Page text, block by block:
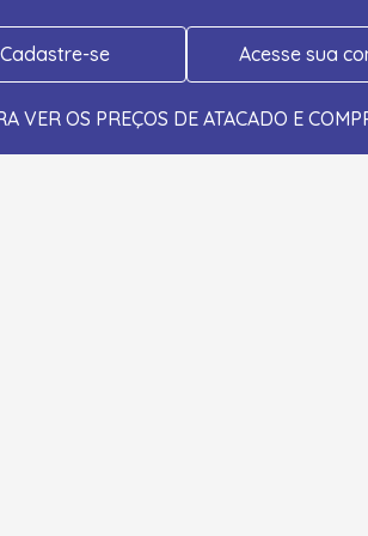
Cadastre-se Acesse sua
VER OS PREÇOS DE ATACADO E